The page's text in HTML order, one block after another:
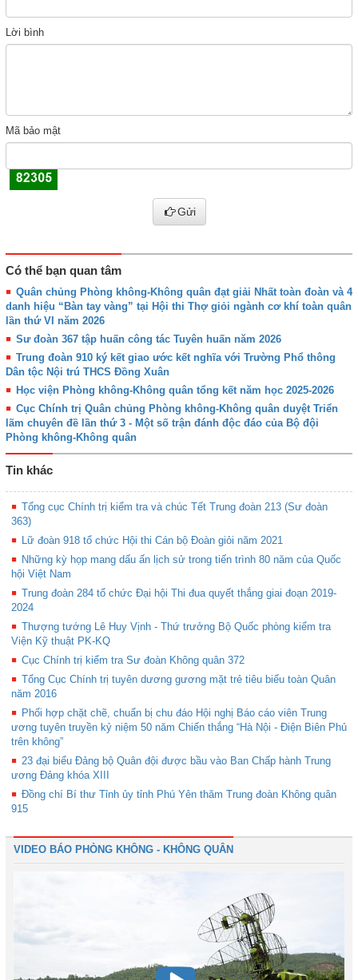
Lời bình
Mã bảo mật
Gửi
Có thể bạn quan tâm
Quân chủng Phòng không-Không quân đạt giải Nhất toàn đoàn và 4
danh hiệu “Bàn tay vàng” tại Hội thi Thợ giỏi ngành cơ khí toàn quân
lần thứ VI năm 2026
Sư đoàn 367 tập huấn công tác Tuyên huấn năm 2026
Trung đoàn 910 ký kết giao ước kết nghĩa với Trường Phổ thông
Dân tộc Nội trú THCS Đồng Xuân
Học viện Phòng không-Không quân tổng kết năm học 2025-2026
Cục Chính trị Quân chủng Phòng không-Không quân duyệt Triển
lãm chuyên đề lần thứ 3 - Một số trận đánh độc đáo của Bộ đội
Phòng không-Không quân
Tin khác
Tổng cục Chính trị kiểm tra và chúc Tết Trung đoàn 213 (Sư đoàn
363)
Lữ đoàn 918 tổ chức Hội thi Cán bộ Đoàn giỏi năm 2021
Những kỳ họp mang dấu ấn lịch sử trong tiến trình 80 năm của Quốc
hội Việt Nam
Trung đoàn 284 tổ chức Đại hội Thi đua quyết thắng giai đoạn 2019-
2024
Thượng tướng Lê Huy Vịnh - Thứ trưởng Bộ Quốc phòng kiểm tra
Viện Kỹ thuật PK-KQ
Cục Chính trị kiểm tra Sư đoàn Không quân 372
Tổng Cục Chính trị tuyên dương gương mặt trẻ tiêu biểu toàn Quân
năm 2016
Phối hợp chặt chẽ, chuẩn bị chu đáo Hội nghị Báo cáo viên Trung
ương tuyên truyền kỷ niệm 50 năm Chiến thắng “Hà Nội - Điện Biên Phủ
trên không”
23 đại biểu Đảng bộ Quân đội được bầu vào Ban Chấp hành Trung
ương Đảng khóa XIII
Đồng chí Bí thư Tỉnh ủy tỉnh Phú Yên thăm Trung đoàn Không quân
915
VIDEO BÁO PHÒNG KHÔNG - KHÔNG QUÂN